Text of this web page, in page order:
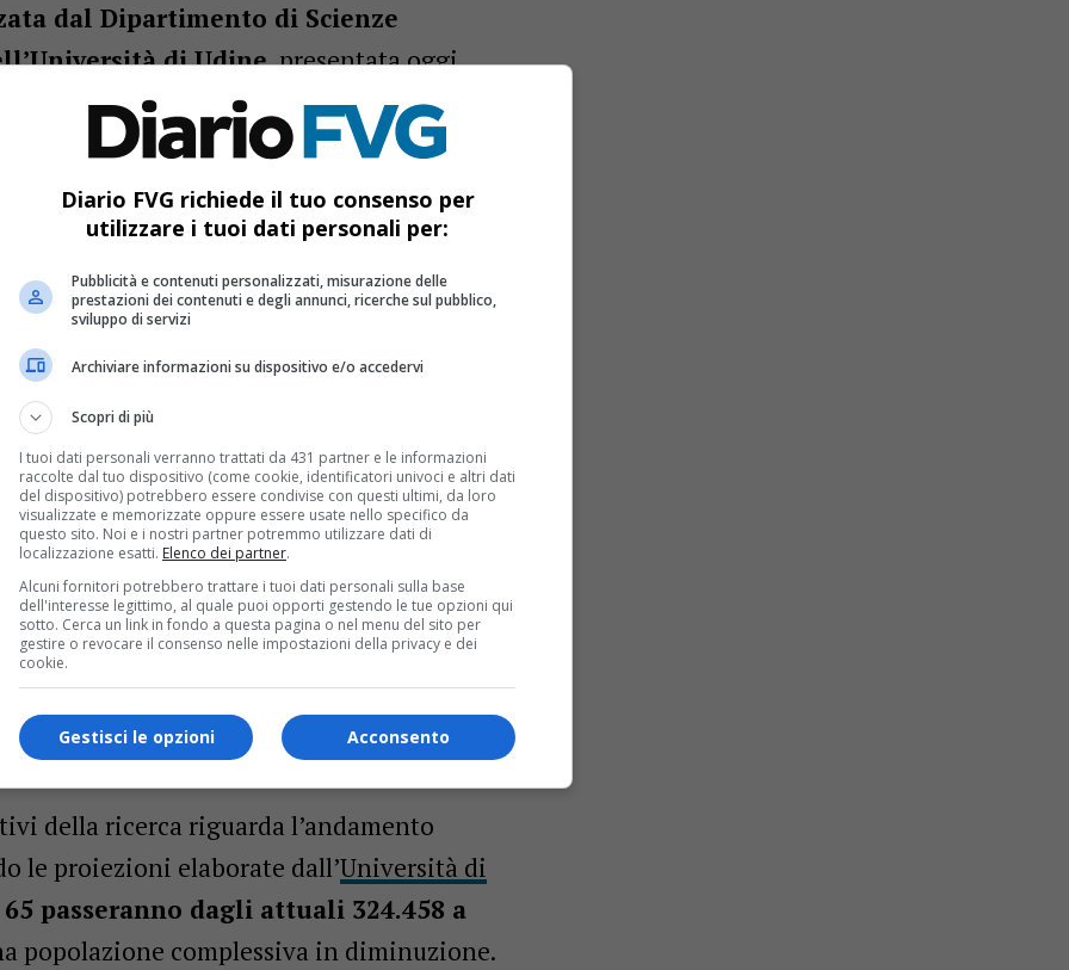
dal Dipartimento di Scienze
di Udine, presentata oggi
friulano. Lo studio, promosso da
demografica regionale e le
agli anziani nei prossimi anni.
Bocconi promuove il sistema regionale, ma chiede
attivo il 116117 in FVG, come funziona
“Ruota Libera”, un viaggio nella storia della
chiara: il Friuli-Venezia Giulia dovrà
della popolazione anziana e della
con la necessità di ripensare modelli
della ricerca riguarda l’andamento
le proiezioni elaborate dall’Università di
passeranno dagli attuali 324.458 a
popolazione complessiva in diminuzione.
Diario FVG richiede il tuo consenso per
utilizzare i tuoi dati personali per:
Pubblicità e contenuti personalizzati, misurazione delle
prestazioni dei contenuti e degli annunci, ricerche sul pubblico,
sviluppo di servizi
Archiviare informazioni su dispositivo e/o accedervi
Scopri di più
I tuoi dati personali verranno trattati da 431 partner e le informazioni
raccolte dal tuo dispositivo (come cookie, identificatori univoci e altri dati
del dispositivo) potrebbero essere condivise con questi ultimi, da loro
visualizzate e memorizzate oppure essere usate nello specifico da
questo sito. Noi e i nostri partner potremmo utilizzare dati di
localizzazione esatti. Elenco dei partner.
Alcuni fornitori potrebbero trattare i tuoi dati personali sulla base
dell'interesse legittimo, al quale puoi opporti gestendo le tue opzioni qui
sotto. Cerca un link in fondo a questa pagina o nel menu del sito per
gestire o revocare il consenso nelle impostazioni della privacy e dei
cookie.
Acconsento
Gestisci le opzioni